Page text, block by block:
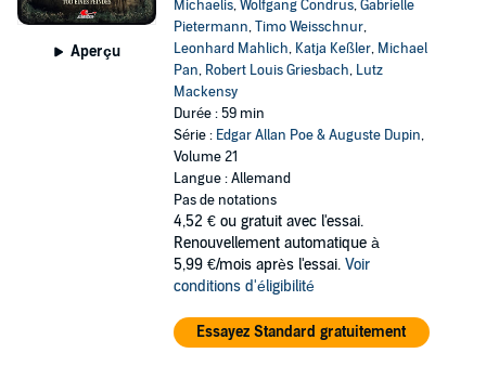
Aperçu
Michaelis,Wolfgang Condrus,Gabrielle
Pietermann,Timo Weisschnur,
Leonhard Mahlich, Katja Keßler, Michael
Pan, Robert Louis Griesbach, Lutz
Mackensy
Durée : 59 min
Série : Edgar Allan Poe & Auguste Dupin,
Volume 21
Langue : Allemand
Pas de notations
4,52 € ou gratuit avec l'essai.
Renouvellement automatique à
5,99 €/mois après l'essai. Voir
conditions d'éligibilité
Essayez Standard gratuitement